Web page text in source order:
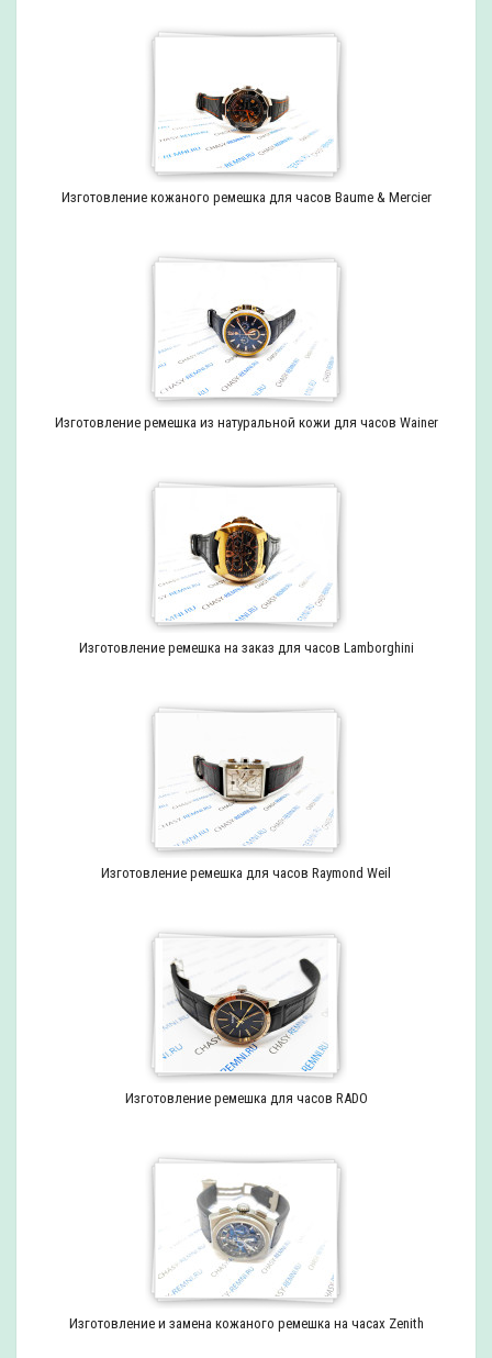
Изготовление кожаного ремешка для часов Baume & Mercier
Изготовление ремешка из натуральной кожи для часов Wainer
Изготовление ремешка на заказ для часов Lamborghini
Изготовление ремешка для часов Raymond Weil
Изготовление ремешка для часов RADO
Изготовление и замена кожаного ремешка на часах Zenith